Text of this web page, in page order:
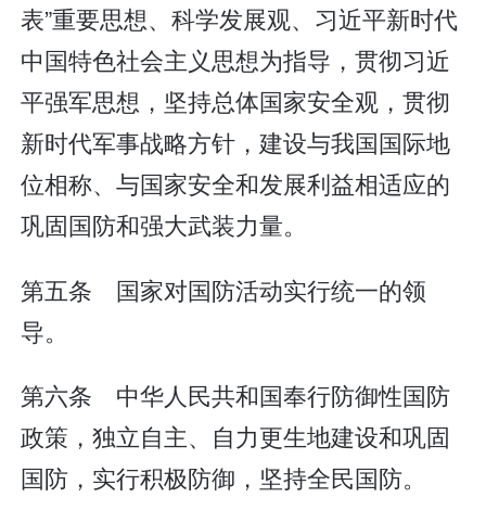
表”重要思想、科学发展观、习近平新时代
中国特色社会主义思想为指导，贯彻习近
平强军思想，坚持总体国家安全观，贯彻
新时代军事战略方针，建设与我国国际地
位相称、与国家安全和发展利益相适应的
巩固国防和强大武装力量。
第五条 国家对国防活动实行统一的领
导。
第六条 中华人民共和国奉行防御性国防
政策，独立自主、自力更生地建设和巩固
国防，实行积极防御，坚持全民国防。